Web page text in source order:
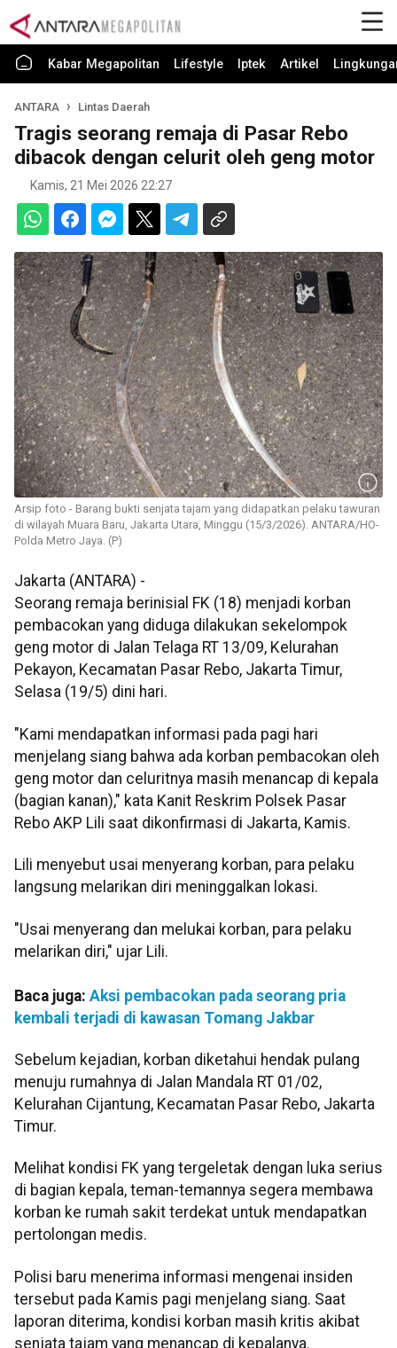
Kabar Megapolitan Lifestyle Iptek Artikel
ANTARA Lintas Daerah
Tragis seorang remaja di Pasar Rebo
dibacok dengan celurit oleh geng motor
Kamis, 21 Mei 2026 22:27
Arsip foto - Barang bukti senjata tajam yang didapatkan pelaku tawuran
di wilayah Muara Baru, Jakarta Utara, Minggu (15/3/2026). ANTARA/HO-
Polda Metro Jaya. (P)
Jakarta (ANTARA) -
Seorang remaja berinisial FK (18) menjadi korban
pembacokan yang diduga dilakukan sekelompok
geng motor di Jalan Telaga RT 13/09, Kelurahan
Pekayon, Kecamatan Pasar Rebo, Jakarta Timur,
Selasa (19/5) dini hari.
"Kami mendapatkan informasi pada pagi hari
menjelang siang bahwa ada korban pembacokan oleh
geng motor dan celuritnya masih menancap di kepala
(bagian kanan)," kata Kanit Reskrim Polsek Pasar
Rebo AKP Lili saat dikonfirmasi di Jakarta, Kamis.
Lili menyebut usai menyerang korban, para pelaku
langsung melarikan diri meninggalkan lokasi.
"Usai menyerang dan melukai korban, para pelaku
melarikan diri," ujar Lili.
Baca juga: Aksi pembacokan pada seorang pria
kembali terjadi di kawasan Tomang Jakbar
Sebelum kejadian, korban diketahui hendak pulang
menuju rumahnya di Jalan Mandala RT 01/02,
Kelurahan Cijantung, Kecamatan Pasar Rebo, Jakarta
Timur.
Melihat kondisi FK yang tergeletak dengan luka serius
di bagian kepala, teman-temannya segera membawa
korban ke rumah sakit terdekat untuk mendapatkan
pertolongan medis.
Polisi baru menerima informasi mengenai insiden
tersebut pada Kamis pagi menjelang siang. Saat
laporan diterima, kondisi korban masih kritis akibat
senjata tajam yang menancap di kepalanya.